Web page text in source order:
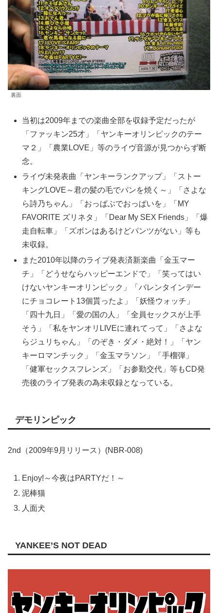
裏面
当初は2009年までの楽曲全部を収録予定だったが
「ファッキン25才」「ヤンキーオリンピックのテー
マ２」「農業LOVE」等のライヴ音源が見つからず断
念。
ライヴ未発表曲「ヤンキーランクアップ」「ストー
キングLOVE～君の髪の毛でパンを焼く～」「さよな
ら詩乃ちゃん」「おっぱぶでおっぱいを」「MY
FAVORITE ズリネタ」「Dear My SEX Friends」「爆
走自転車」「ズボンはあるけどパンツがない」等も
未収録。
また2010年以降のライブ発表済新楽曲「金玉マー
チ」「どうせならハッピーエンドで」「笑ってはい
けないヤンキーオリンピック」「バレンタインデー
にチョコレート13個貰ったよ」「妖怪ウォッチ」
「四十九日」「愛の国の人」「全員セックスが上手
そう」「私をヤンオリLIVEに連れてって」「さよな
らジュリちゃん」「のぞき・ダメ・絶対！」「ヤン
キーロマンチック」「金玉マラソン」「手榴弾」
「健軍セックスフレンズ」「お参勤交代」等もCD発
売後のライブ発表の為未収録となっている。
デモリンピック
2nd（2009年9月リリース）(NBR-008)
Enjoy!～今夜はPARTYだ！～
泥棒猫
人面犬
YANKEE’S NOT DEAD